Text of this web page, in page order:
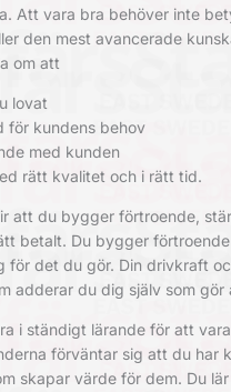
Att vara bra behöver inte
den mest avancerade
om att
lovat
för kundens behov
med kunden
rätt kvalitet och i rätt tid.
att du bygger förtroende,
betalt. Du bygger
för det du gör. Din drivkraft
adderar du dig själv som gör
i ständigt lärande för att
förväntar sig att du har
skapar värde för dem. Du